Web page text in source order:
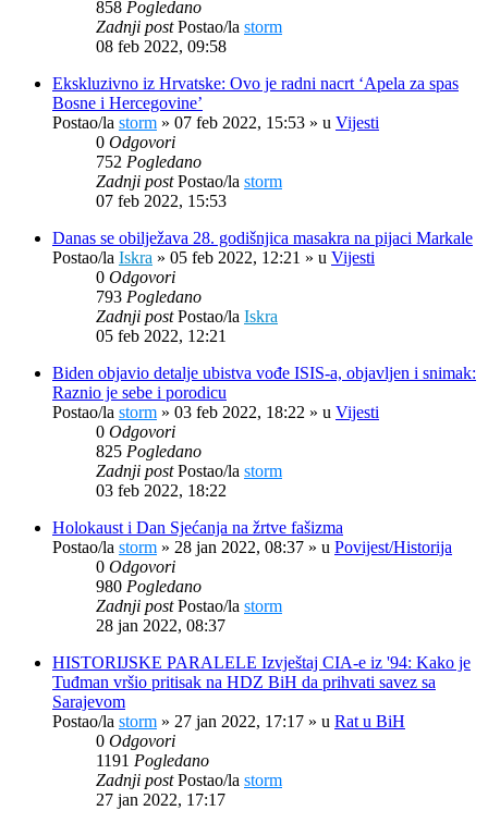
858 Pogledano
Zadnji postPostao/la storm
08 feb 2022, 09:58
Ekskluzivno iz Hrvatske: Ovo je radni nacrt ‘Apela za spas
Bosne i Hercegovine’
Postao/la storm » 07 feb 2022, 15:53 » u Vijesti
0 Odgovori
752 Pogledano
Zadnji postPostao/la storm
07 feb 2022, 15:53
Danas se obilježava 28. godišnjica masakra na pijaci Markale
Postao/la Iskra » 05 feb 2022, 12:21 » u Vijesti
0 Odgovori
793 Pogledano
Zadnji postPostao/la Iskra
05 feb 2022, 12:21
Biden objavio detalje ubistva vođe ISIS-a, objavljen i snimak:
Raznio je sebe i porodicu
Postao/la storm » 03 feb 2022, 18:22 » u Vijesti
0 Odgovori
825 Pogledano
Zadnji postPostao/la storm
03 feb 2022, 18:22
Holokaust i Dan Sjećanja na žrtve fašizma
Postao/la storm » 28 jan 2022, 08:37 » u Povijest/Historija
0 Odgovori
980 Pogledano
Zadnji postPostao/la storm
28 jan 2022, 08:37
HISTORIJSKE PARALELE Izvještaj CIA-e iz '94: Kako je
Tuđman vršio pritisak na HDZ BiH da prihvati savez sa
Sarajevom
Postao/la storm » 27 jan 2022, 17:17 » u Rat u BiH
0 Odgovori
1191 Pogledano
Zadnji postPostao/la storm
27 jan 2022, 17:17